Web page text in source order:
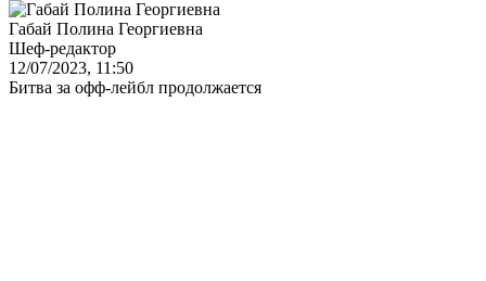
Габай Полина Георгиевна
Шеф-редактор
12/07/2023, 11:50
Битва за офф-лейбл продолжается